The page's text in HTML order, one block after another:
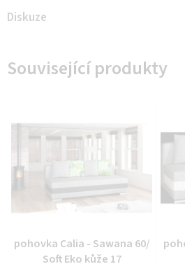
Diskuze
Související produkty
pohovka Calia - Sawana 60/
Soft Eko kůže 17